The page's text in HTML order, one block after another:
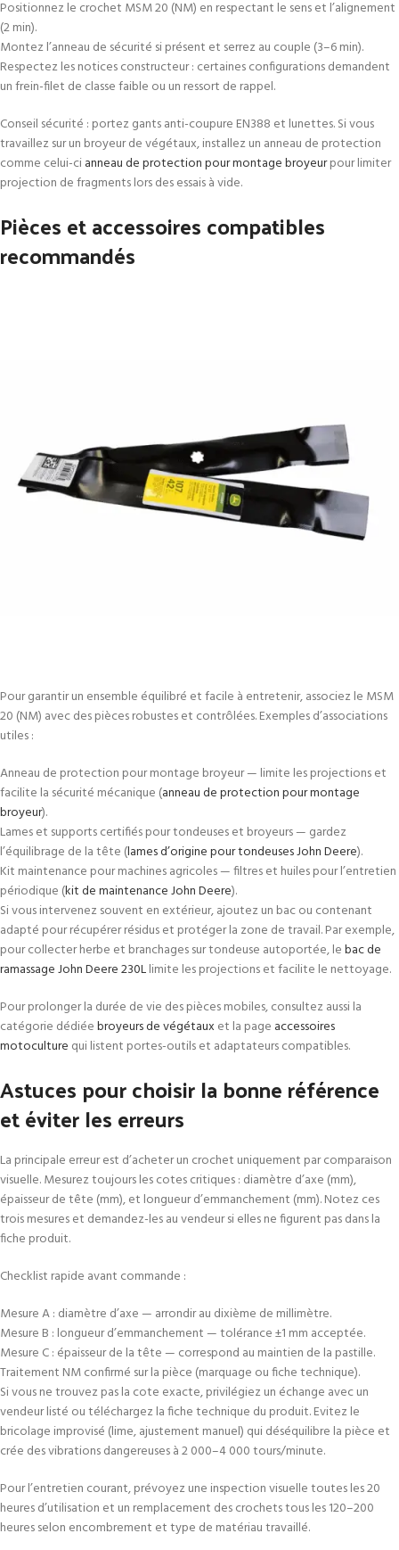
Positionnez le crochet MSM 20 (NM) en respectant le sens et l’alignement
(2 min).
Montez l’anneau de sécurité si présent et serrez au couple (3–6 min).
Respectez les notices constructeur : certaines configurations demandent
un frein-filet de classe faible ou un ressort de rappel.
Conseil sécurité : portez gants anti-coupure EN388 et lunettes. Si vous
travaillez sur un broyeur de végétaux, installez un anneau de protection
comme celui-cianneau de protection pour montage broyeurpour limiter
projection de fragments lors des essais à vide.
Pièces et accessoires compatibles
recommandés
Pour garantir un ensemble équilibré et facile à entretenir, associez le MSM
20 (NM) avec des pièces robustes et contrôlées. Exemples d’associations
utiles :
Anneau de protection pour montage broyeur — limite les projections et
facilite la sécurité mécanique (anneau de protection pour montage
broyeur).
Lames et supports certifiés pour tondeuses et broyeurs — gardez
l’équilibrage de la tête (lames d’origine pour tondeuses John Deere).
Kit maintenance pour machines agricoles — filtres et huiles pour l’entretien
périodique (kit de maintenance John Deere).
Si vous intervenez souvent en extérieur, ajoutez un bac ou contenant
adapté pour récupérer résidus et protéger la zone de travail. Par exemple,
pour collecter herbe et branchages sur tondeuse autoportée, lebac de
ramassage John Deere 230Llimite les projections et facilite le nettoyage.
Pour prolonger la durée de vie des pièces mobiles, consultez aussi la
catégorie dédiéebroyeurs de végétaux et la page accessoires
motoculture qui listent portes-outils et adaptateurs compatibles.
Astuces pour choisir la bonne référence
et éviter les erreurs
La principale erreur est d’acheter un crochet uniquement par comparaison
visuelle. Mesurez toujours les cotes critiques : diamètre d’axe (mm),
épaisseur de tête (mm), et longueur d’emmanchement (mm). Notez ces
trois mesures et demandez-les au vendeur si elles ne figurent pas dans la
fiche produit.
Checklist rapide avant commande :
Mesure A : diamètre d’axe — arrondir au dixième de millimètre.
Mesure B : longueur d’emmanchement — tolérance ±1 mm acceptée.
Mesure C : épaisseur de la tête — correspond au maintien de la pastille.
Traitement NM confirmé sur la pièce (marquage ou fiche technique).
Si vous ne trouvez pas la cote exacte, privilégiez un échange avec un
vendeur listé ou téléchargez la fiche technique du produit. Evitez le
bricolage improvisé (lime, ajustement manuel) qui déséquilibre la pièce et
crée des vibrations dangereuses à 2 000–4 000 tours/minute.
Pour l’entretien courant, prévoyez une inspection visuelle toutes les 20
heures d’utilisation et un remplacement des crochets tous les 120–200
heures selon encombrement et type de matériau travaillé.